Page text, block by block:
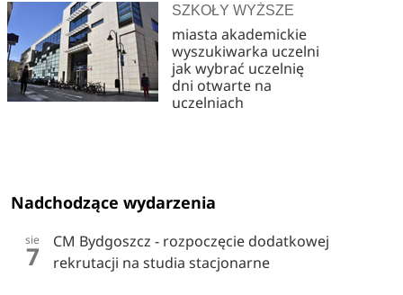
SZKOŁY WYŻSZE
miasta akademickie
wyszukiwarka uczelni
jak wybrać uczelnię
dni otwarte na
uczelniach
Nadchodzące wydarzenia
sie
7
CM Bydgoszcz - rozpoczęcie dodatkowej
rekrutacji na studia stacjonarne